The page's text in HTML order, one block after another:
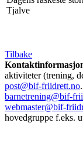
Tjalve
Tilbake
aktiviteter (trening,
post@bif-friidrett.no
barnetrening@bif-
webmaster@bif-
hovedgruppe f.eks.